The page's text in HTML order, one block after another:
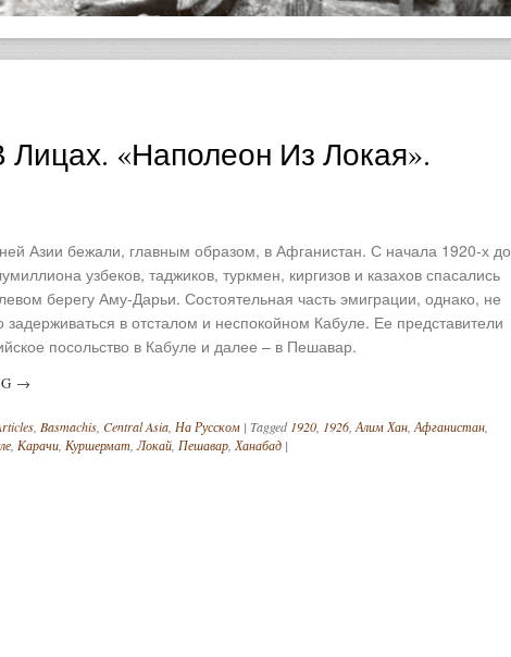
Лицах. «Наполеон Из Локая».
Азии бежали, главным образом, в Афганистан. С начала 1920-х до
узбеков, таджиков, туркмен, киргизов и казахов спасались
берегу Аму-Дарьи. Состоятельная часть эмиграции, однако, не
задерживаться в отсталом и неспокойном Кабуле. Ее представители
посольство в Кабуле и далее – в Пешавар.
→
Basmachis Central Asia На Русском | Tagged 1920 1926 Алим Хан Афганистан
Карачи Куршермат ,Локай Пешавар Ханабад |